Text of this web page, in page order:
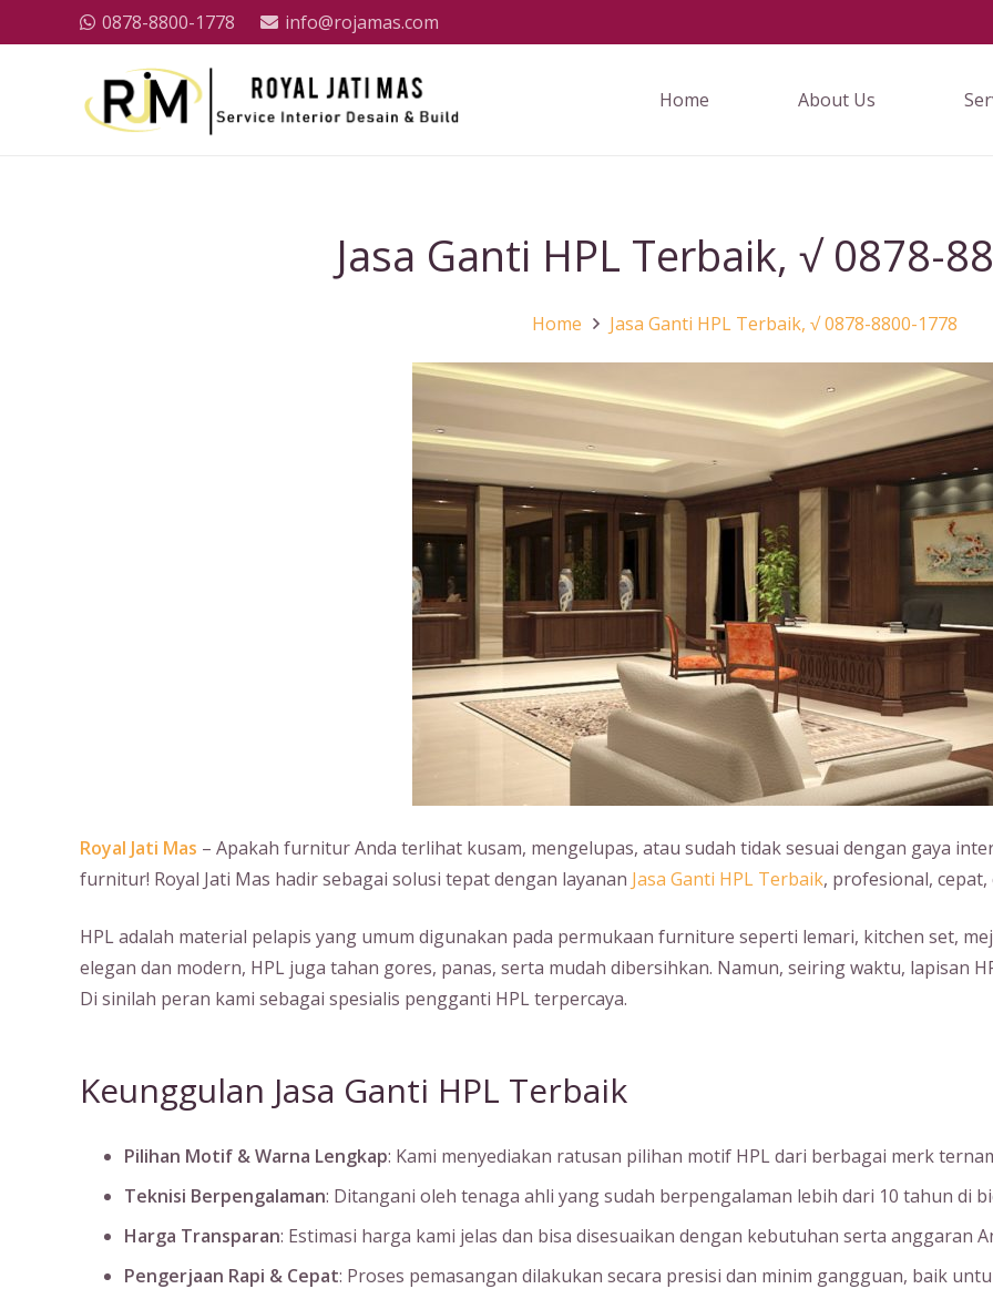
0878-8800-1778 info@rojamas.com
Home About Us
Jasa Ganti HPL Terbaik, √ 0878-
Home Jasa Ganti HPL Terbaik, √ 0878-8800-1778
Royal Jati Mas – Apakah furnitur Anda terlihat kusam, mengelupas, atau sudah tidak sesuai dengan gaya
furnitur! Royal Jati Mas hadir sebagai solusi tepat dengan layanan Jasa Ganti HPL Terbaik, profesional,
HPL adalah material pelapis yang umum digunakan pada permukaan furniture seperti lemari, kitchen set,
elegan dan modern, HPL juga tahan gores, panas, serta mudah dibersihkan. Namun, seiring waktu, lapisan
Di sinilah peran kami sebagai spesialis pengganti HPL terpercaya.
Keunggulan Jasa Ganti HPL Terbaik
Pilihan Motif & Warna Lengkap: Kami menyediakan ratusan pilihan motif HPL dari berbagai merk
Teknisi Berpengalaman: Ditangani oleh tenaga ahli yang sudah berpengalaman lebih dari 10 tahun di
Harga Transparan: Estimasi harga kami jelas dan bisa disesuaikan dengan kebutuhan serta anggaran
Pengerjaan Rapi & Cepat: Proses pemasangan dilakukan secara presisi dan minim gangguan, baik